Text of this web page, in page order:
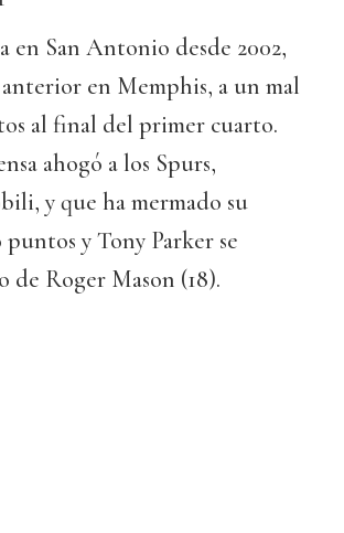
San Antonio desde 2002,
en Memphis, a un mal
al final del primer cuarto.
ahogó a los Spurs,
y que ha mermado su
y Tony Parker se
de Roger Mason (18).